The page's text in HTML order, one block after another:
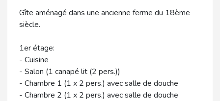
Gîte aménagé dans une ancienne ferme du 18ème
siècle.
1er étage:
- Cuisine
- Salon (1 canapé lit (2 pers.))
- Chambre 1 (1 x 2 pers.) avec salle de douche
- Chambre 2 (1 x 2 pers.) avec salle de douche